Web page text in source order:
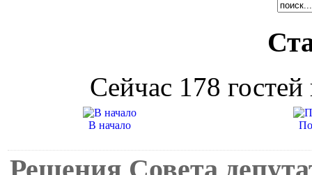
Сейчас 178
В начало